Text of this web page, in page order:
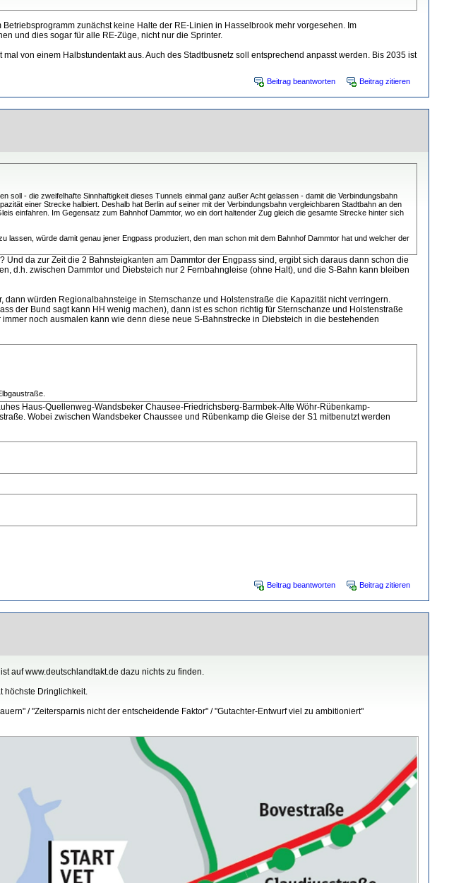
zunächst keine Halte der RE-Linien in Hasselbrook mehr vorgesehen. Im
und dies sogar für alle RE-Züge, nicht nur die Sprinter.
von einem Halbstundentakt aus. Auch des Stadtbusnetz soll entsprechend anpasst werden. Bis 2035 ist
Beitrag beantworten Beitrag zitieren
- die zweifelhafte Sinnhaftigkeit dieses Tunnels einmal ganz außer Acht gelassen - damit die Verbindungsbahn
einer Strecke halbiert. Deshalb hat Berlin auf seiner mit der Verbindungsbahn vergleichbaren Stadtbahn an den
einfahren. Im Gegensatz zum Bahnhof Dammtor, wo ein dort haltender Zug gleich die gesamte Strecke hinter sich
würde damit genau jener Engpass produziert, den man schon mit dem Bahnhof Dammtor hat und welcher der
da zur Zeit die 2 Bahnsteigkanten am Dammtor der Engpass sind, ergibt sich daraus dann schon die
d.h. zwischen Dammtor und Diebsteich nur 2 Fernbahngleise (ohne Halt), und die S-Bahn kann bleiben
würden Regionalbahnsteige in Sternschanze und Holstenstraße die Kapazität nicht verringern.
der Bund sagt kann HH wenig machen), dann ist es schon richtig für Sternschanze und Holstenstraße
noch ausmalen kann wie denn diese neue S-Bahnstrecke in Diebsteich in die bestehenden
Haus-Quellenweg-Wandsbeker Chausee-Friedrichsberg-Barmbek-Alte Wöhr-Rübenkamp-
Wobei zwischen Wandsbeker Chaussee und Rübenkamp die Gleise der S1 mitbenutzt werden
Beitrag beantworten Beitrag zitieren
auf www.deutschlandtakt.de dazu nichts zu finden.
höchste Dringlichkeit.
/ "Zeitersparnis nicht der entscheidende Faktor" / "Gutachter-Entwurf viel zu ambitioniert"